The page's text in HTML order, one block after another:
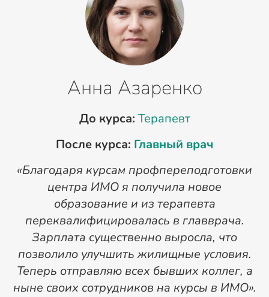
Анна Азаренко
До курса: Терапевт
После курса: Главный врач
«Благодаря курсам профпереподготовки
центра ИМО я получила новое
образование и из терапевта
переквалифицировалась в главврача.
Зарплата существенно выросла, что
позволило улучшить жилищные условия.
Теперь отправляю всех бывших коллег, а
ныне своих сотрудников на курсы в ИМО».